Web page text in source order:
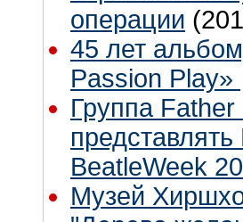
операции
45 лет
Passion Play»
Группа
BeatleWeek
Музей